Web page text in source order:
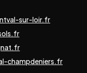
sur-loir.fr
champdeniers.fr